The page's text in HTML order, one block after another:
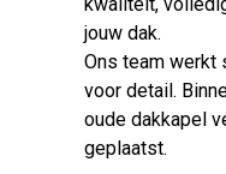
jouw dak.
Ons team werkt
voor detail.
oude dakkapel
geplaatst.